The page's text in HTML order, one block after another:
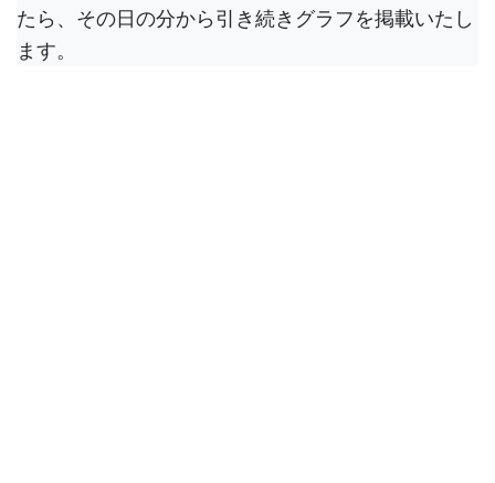
たら、その日の分から引き続きグラフを掲載いたし
ます。